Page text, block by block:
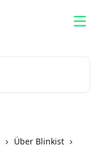
Über Blinkist